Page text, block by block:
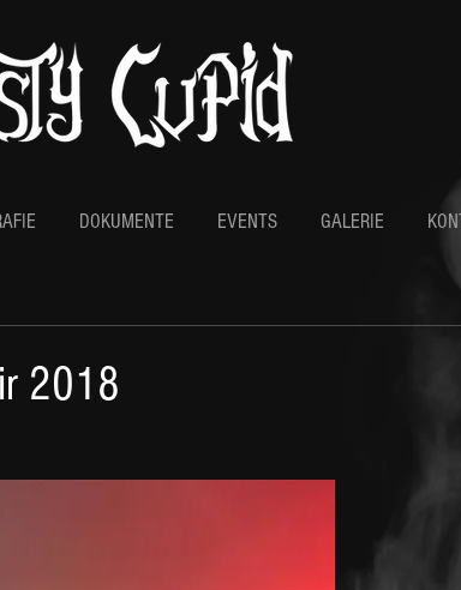
DOKUMENTE EVENTS GALERIE
2018